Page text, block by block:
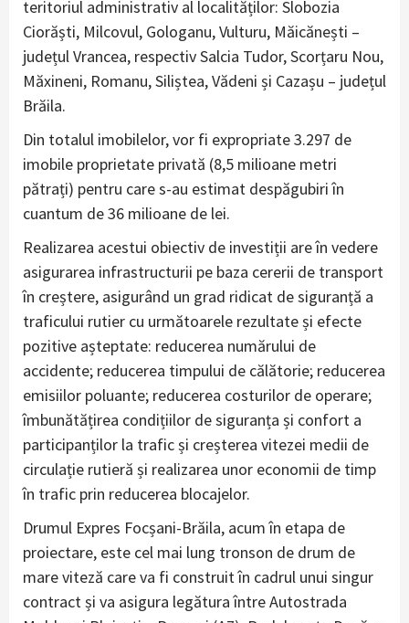
teritoriul administrativ al localităților: Slobozia
Ciorăști, Milcovul, Gologanu, Vulturu, Măicănești –
județul Vrancea, respectiv Salcia Tudor, Scorțaru Nou,
Măxineni, Romanu, Siliștea, Vădeni și Cazașu – județul
Brăila.
Din totalul imobilelor, vor fi expropriate 3.297 de
imobile proprietate privată (8,5 milioane metri
pătrați) pentru care s-au estimat despăgubiri în
cuantum de 36 milioane de lei.
Realizarea acestui obiectiv de investiții are în vedere
asigurarea infrastructurii pe baza cererii de transport
în creștere, asigurând un grad ridicat de siguranță a
traficului rutier cu următoarele rezultate și efecte
pozitive așteptate: reducerea numărului de
accidente; reducerea timpului de călătorie; reducerea
emisiilor poluante; reducerea costurilor de operare;
îmbunătățirea condițiilor de siguranța și confort a
participanților la trafic și creșterea vitezei medii de
circulație rutieră și realizarea unor economii de timp
în trafic prin reducerea blocajelor.
Drumul Expres Focșani-Brăila, acum în etapa de
proiectare, este cel mai lung tronson de drum de
mare viteză care va fi construit în cadrul unui singur
contract și va asigura legătura între Autostrada